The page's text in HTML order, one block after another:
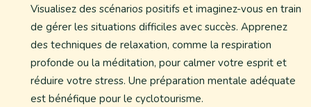
Visualisez des scénarios positifs et imaginez-vous en train
de gérer les situations difficiles avec succès. Apprenez
des techniques de relaxation, comme la respiration
profonde ou la méditation, pour calmer votre esprit et
réduire votre stress. Une préparation mentale adéquate
est bénéfique pour le cyclotourisme.